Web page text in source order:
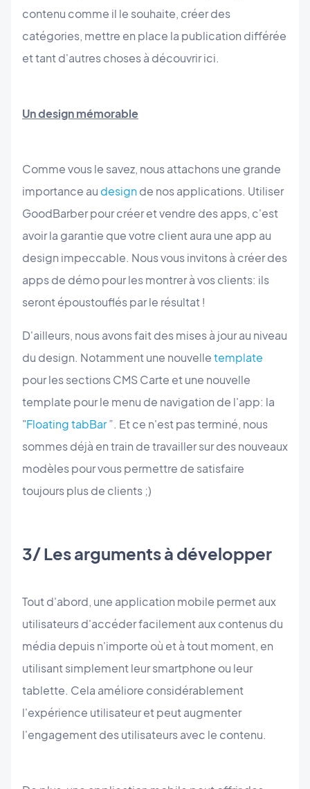
contenu comme il le souhaite, créer des
catégories, mettre en place la publication différée
et tant d'autres choses à découvrir ici.
Un design mémorable
Comme vous le savez, nous attachons une grande
importance au designde nos applications. Utiliser
GoodBarber pour créer et vendre des apps, c'est
avoir la garantie que votre client aura une app au
design impeccable. Nous vous invitons à créer des
apps de démo pour les montrer à vos clients: ils
seront époustouflés par le résultat !
D'ailleurs, nous avons fait des mises à jour au niveau
du design. Notamment une nouvelletemplate
pour les sections CMS Carte et une nouvelle
template pour le menu de navigation de l'app: la
"Floating tabBar”. Et ce n'est pas terminé, nous
sommes déjà en train de travailler sur des nouveaux
modèles pour vous permettre de satisfaire
toujours plus de clients ;)
3/ Les arguments à développer
Tout d'abord, une application mobile permet aux
utilisateurs d'accéder facilement aux contenus du
média depuis n'importe où et à tout moment, en
utilisant simplement leur smartphone ou leur
tablette. Cela améliore considérablement
l'expérience utilisateur et peut augmenter
l'engagement des utilisateurs avec le contenu.